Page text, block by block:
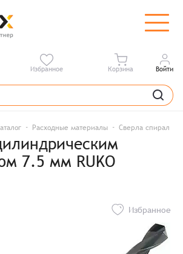
Избранное Корзина Войти
Расходные материалы Сверла
7.5 мм RUKO
Избранное